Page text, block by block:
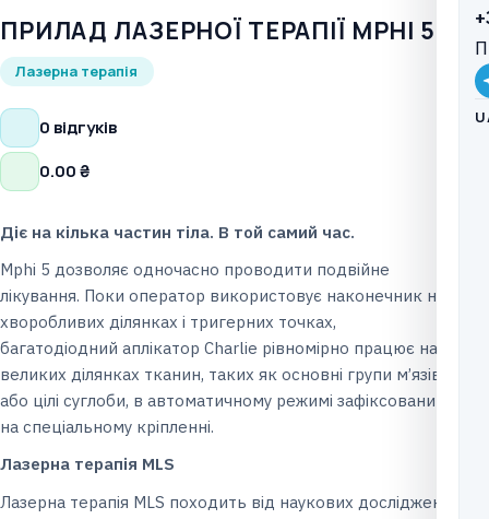
ПРИЛАД ЛАЗЕРНОЇ ТЕРАПІЇ MPHI 5
Лазерна терапія
0 відгуків
0.00₴
Діє на кілька частин тіла. В той самий час.
Mphi 5 дозволяє одночасно проводити подвійне
лікування. Поки оператор використовує наконечник на
хворобливих ділянках і тригерних точках,
багатодіодний аплікатор Charlie рівномірно працює на
великих ділянках тканин, таких як основні групи м’язів
або цілі суглоби, в автоматичному режимі зафіксований
на спеціальному кріпленні.
Лазерна терапія MLS
Лазерна терапія MLS походить від наукових досліджень